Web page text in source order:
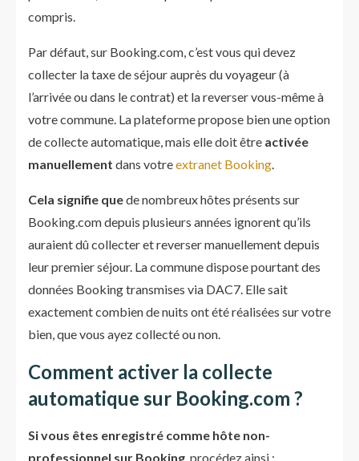
compris.
Par défaut, sur Booking.com, c’est vous qui devez
collecter la taxe de séjour auprès du voyageur (à
l’arrivée ou dans le contrat) et la reverser vous-même à
votre commune. La plateforme propose bien une option
de collecte automatique, mais elle doit être activée
manuellement dans votreextranet Booking.
Cela signifie quede nombreux hôtes présents sur
Booking.com depuis plusieurs années ignorent qu’ils
auraient dû collecter et reverser manuellement depuis
leur premier séjour. La commune dispose pourtant des
données Booking transmises via DAC7. Elle sait
exactement combien de nuits ont été réalisées sur votre
bien, que vous ayez collecté ou non.
Comment activer la collecte
automatique sur Booking.com ?
Si vous êtes enregistré comme hôte non-
professionnel sur Booking , procédez ainsi :